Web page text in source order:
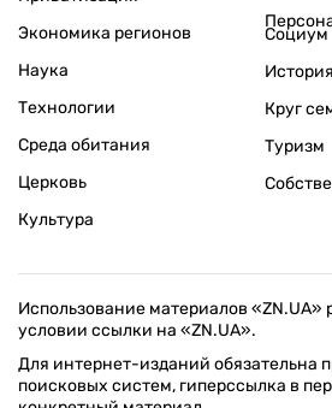
Экономика регионов
Наука
Технологии
Среда обитания
Церковь
Культура
Социум
История
Круг
Туризм
Использование материалов «ZN.UA»
условии ссылки на «ZN.UA».
Для интернет-изданий обязательна
поисковых систем, гиперссылка в